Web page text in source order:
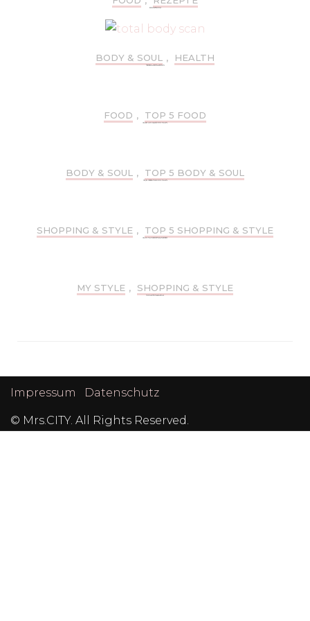
BODY & SOUL , HEALTH
FOOD , TOP 5 FOOD
BODY & SOUL , TOP 5 BODY & SOUL
SHOPPING & STYLE , TOP 5 SHOPPING & STYLE
MY STYLE , SHOPPING & STYLE
Impressum Datenschutz
© Mrs.CITY. All Rights Reserved.